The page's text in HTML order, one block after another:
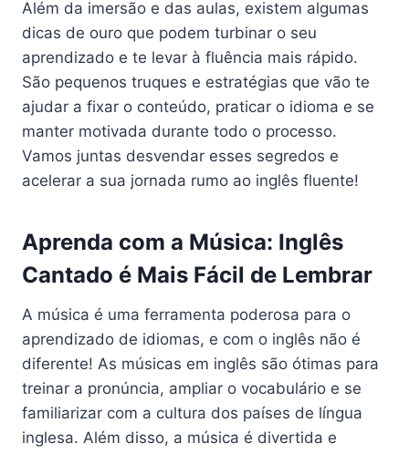
Além da imersão e das aulas, existem algumas
dicas de ouro que podem turbinar o seu
aprendizado e te levar à fluência mais rápido.
São pequenos truques e estratégias que vão te
ajudar a fixar o conteúdo, praticar o idioma e se
manter motivada durante todo o processo.
Vamos juntas desvendar esses segredos e
acelerar a sua jornada rumo ao inglês fluente!
Aprenda com a Música: Inglês
Cantado é Mais Fácil de Lembrar
A música é uma ferramenta poderosa para o
aprendizado de idiomas, e com o inglês não é
diferente! As músicas em inglês são ótimas para
treinar a pronúncia, ampliar o vocabulário e se
familiarizar com a cultura dos países de língua
inglesa. Além disso, a música é divertida e